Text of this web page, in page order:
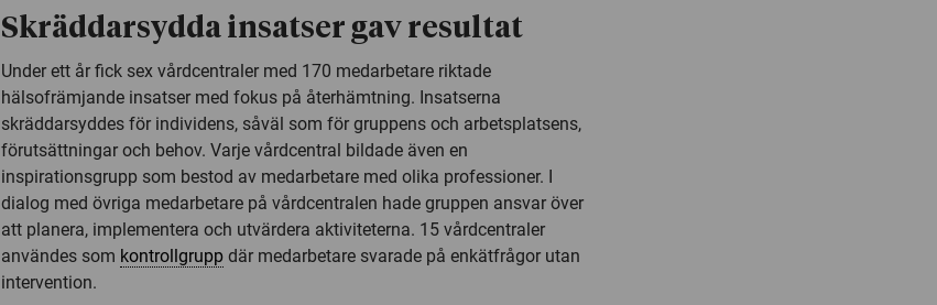
Skräddarsydda insatser gav resultat
Under ett år fick sex vårdcentraler med 170 medarbetare riktade
hälsofrämjande insatser med fokus på återhämtning. Insatserna
skräddarsyddes för individens, såväl som för gruppens och arbetsplatsens,
förutsättningar och behov. Varje vårdcentral bildade även en
inspirationsgrupp som bestod av medarbetare med olika professioner. I
dialog med övriga medarbetare på vårdcentralen hade gruppen ansvar över
att planera, implementera och utvärdera aktiviteterna. 15 vårdcentraler
användes som kontrollgrupp där medarbetare svarade på enkätfrågor utan
intervention.